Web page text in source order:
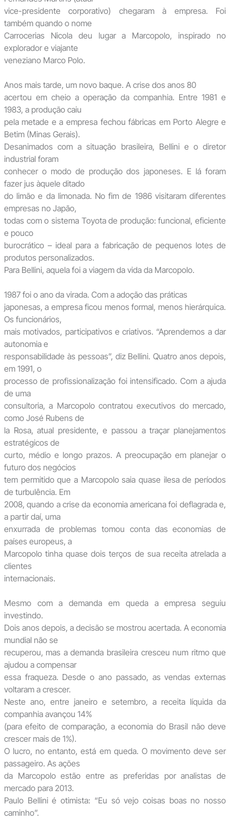
vice-presidente corporativo) chegaram à empresa. Foi
também quando o nome
Carrocerias Nicola deu lugar a Marcopolo, inspirado no
explorador e viajante
veneziano Marco Polo.
Anos mais tarde, um novo baque. A crise dos anos 80
acertou em cheio a operação da companhia. Entre 1981 e
1983, a produção caiu
pela metade e a empresa fechou fábricas em Porto Alegre e
Betim (Minas Gerais).
Desanimados com a situação brasileira, Bellini e o diretor
industrial foram
conhecer o modo de produção dos japoneses. E lá foram
fazer jus àquele ditado
do limão e da limonada. No fim de 1986 visitaram diferentes
empresas no Japão,
todas com o sistema Toyota de produção: funcional, eficiente
e pouco
burocrático – ideal para a fabricação de pequenos lotes de
produtos personalizados.
Para Bellini, aquela foi a viagem da vida da Marcopolo.
1987 foi o ano da virada. Com a adoção das práticas
japonesas, a empresa ficou menos formal, menos hierárquica.
Os funcionários,
mais motivados, participativos e criativos. “Aprendemos a dar
autonomia e
responsabilidade às pessoas”, diz Bellini. Quatro anos depois,
em 1991, o
processo de profissionalização foi intensificado. Com a ajuda
de uma
consultoria, a Marcopolo contratou executivos do mercado,
como José Rubens de
la Rosa, atual presidente, e passou a traçar planejamentos
estratégicos de
curto, médio e longo prazos. A preocupação em planejar o
futuro dos negócios
tem permitido que a Marcopolo saia quase ilesa de períodos
de turbulência. Em
2008, quando a crise da economia americana foi deflagrada e,
a partir daí, uma
enxurrada de problemas tomou conta das economias de
países europeus, a
Marcopolo tinha quase dois terços de sua receita atrelada a
clientes
internacionais.
Mesmo com a demanda em queda a empresa seguiu
investindo.
Dois anos depois, a decisão se mostrou acertada. A economia
mundial não se
recuperou, mas a demanda brasileira cresceu num ritmo que
ajudou a compensar
essa fraqueza. Desde o ano passado, as vendas externas
voltaram a crescer.
Neste ano, entre janeiro e setembro, a receita líquida da
companhia avançou 14%
(para efeito de comparação, a economia do Brasil não deve
crescer mais de 1%).
O lucro, no entanto, está em queda. O movimento deve ser
passageiro. As ações
da Marcopolo estão entre as preferidas por analistas de
mercado para 2013.
Paulo Bellini é otimista: “Eu só vejo coisas boas no nosso
caminho”.